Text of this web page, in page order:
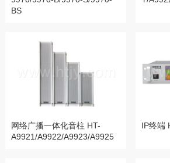
BS
网络广播一体化音柱 HT-
A9921/A9922/A9923/A9925
IP终端